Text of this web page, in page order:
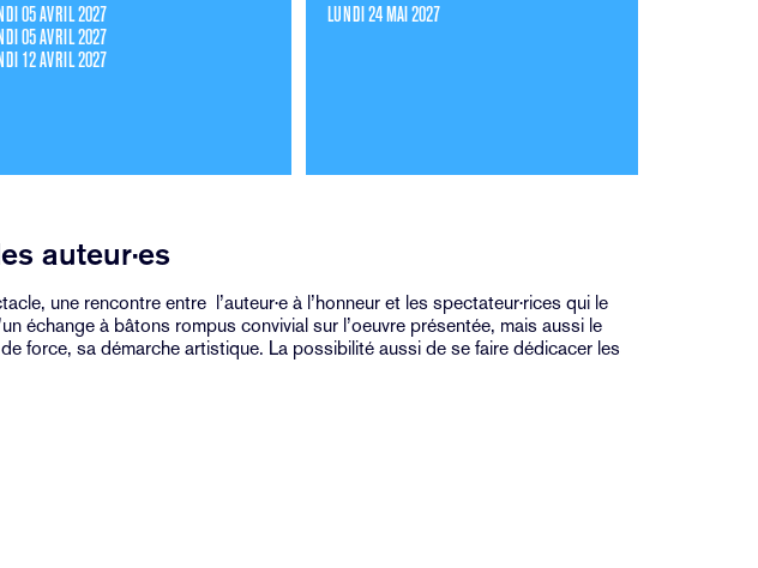
05 AVRIL 2027
05 AVRIL 2027
12 AVRIL 2027
LUNDI 24 MAI 2027
auteur·es
une rencontre entre l’auteur·e à l’honneur et les spectateur·rices qui le
échange à bâtons rompus convivial sur l’oeuvre présentée, mais aussi le
de force, sa démarche artistique. La possibilité aussi de se faire dédicacer les